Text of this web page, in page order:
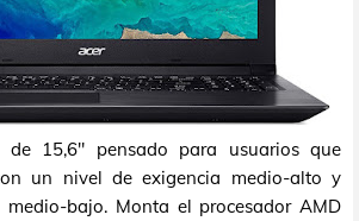
de 15,6" pensado para usuarios que
un nivel de exigencia medio-alto y
bajo. Monta el procesador AMD